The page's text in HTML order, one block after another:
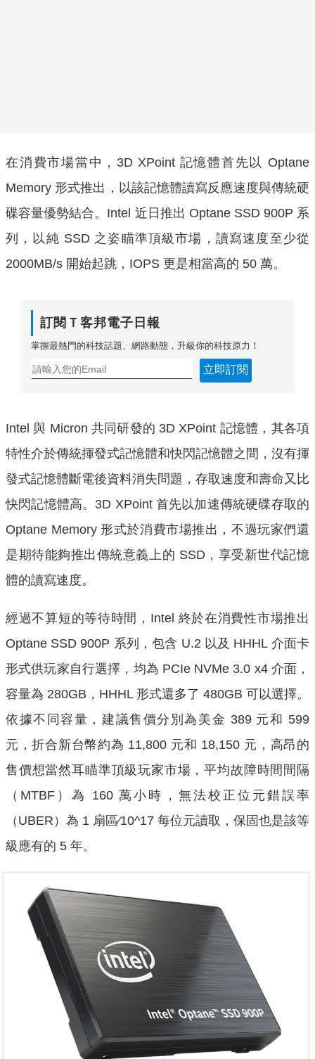
在消費市場當中，3D XPoint 記憶體首先以 Optane
Memory 形式推出，以該記憶體讀寫反應速度與傳統硬
碟容量優勢結合。Intel 近日推出 Optane SSD 900P 系
列，以純 SSD 之姿瞄準頂級市場，讀寫速度至少從
2000MB/s 開始起跳，IOPS 更是相當高的 50 萬。
訂閱Ｔ客邦電子日報
掌握最熱門的科技話題、網路動態，升級你的科技原力！
立即訂閱
Intel 與 Micron 共同研發的 3D XPoint 記憶體，其各項
特性介於傳統揮發式記憶體和快閃記憶體之間，沒有揮
發式記憶體斷電後資料消失問題，存取速度和壽命又比
快閃記憶體高。3D XPoint 首先以加速傳統硬碟存取的
Optane Memory 形式於消費市場推出，不過玩家們還
是期待能夠推出傳統意義上的 SSD，享受新世代記憶
體的讀寫速度。
經過不算短的等待時間，Intel 終於在消費性市場推出
Optane SSD 900P 系列，包含 U.2 以及 HHHL 介面卡
形式供玩家自行選擇，均為 PCIe NVMe 3.0 x4 介面，
容量為 280GB，HHHL 形式還多了 480GB 可以選擇。
依據不同容量，建議售價分別為美金 389 元和 599
元，折合新台幣約為 11,800 元和 18,150 元，高昂的
售價想當然耳瞄準頂級玩家市場，平均故障時間間隔
（MTBF）為 160 萬小時，無法校正位元錯誤率
（UBER）為 1 扇區∕10^17 每位元讀取，保固也是該等
級應有的 5 年。